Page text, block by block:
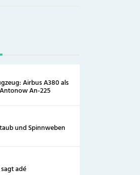
Airbus A380 als
An-225
und Spinnweben
adé